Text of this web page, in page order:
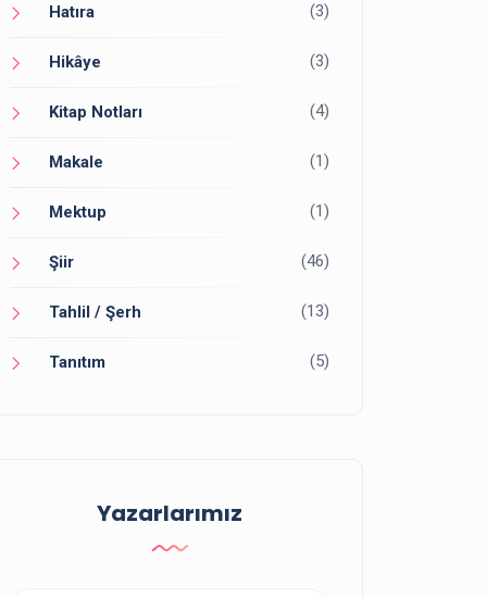
Hatıra (3)
Hikâye (3)
Kitap Notları (4)
Makale (1)
Mektup (1)
Şiir (46)
Tahlil / Şerh (13)
Tanıtım (5)
Yazarlarımız